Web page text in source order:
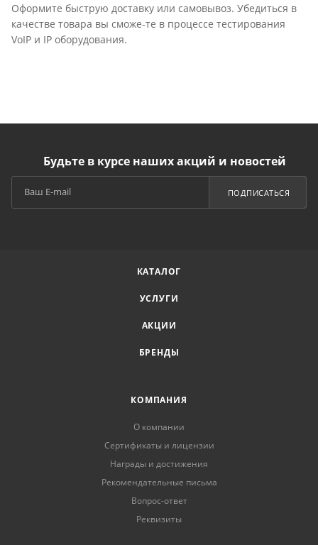
Оформите быструю доставку или самовывоз. Убедиться в
качестве товара вы сможе-те в процессе тестирования
VoIP и IP оборудования.
Будьте в курсе наших акций и новостей
ПОДПИСАТЬСЯ
КАТАЛОГ
УСЛУГИ
АКЦИИ
БРЕНДЫ
КОМПАНИЯ
О компании
Сертификаты и лицензии
Награды и достижения
Рекомендательные письма
Вопрос-ответ
Реквизиты